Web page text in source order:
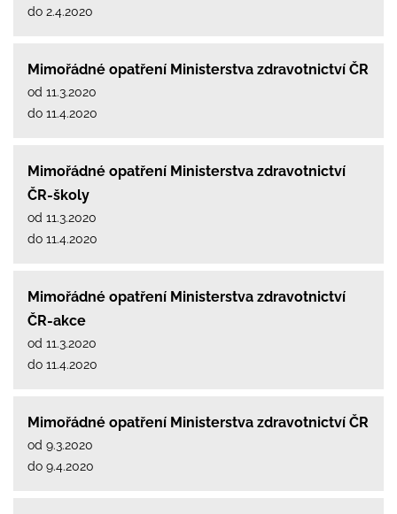
do 2.4.2020
Mimořádné opatření Ministerstva zdravotnictví ČR
od 11.3.2020
do 11.4.2020
Mimořádné opatření Ministerstva zdravotnictví
ČR-školy
od 11.3.2020
do 11.4.2020
Mimořádné opatření Ministerstva zdravotnictví
ČR-akce
od 11.3.2020
do 11.4.2020
Mimořádné opatření Ministerstva zdravotnictví ČR
od 9.3.2020
do 9.4.2020